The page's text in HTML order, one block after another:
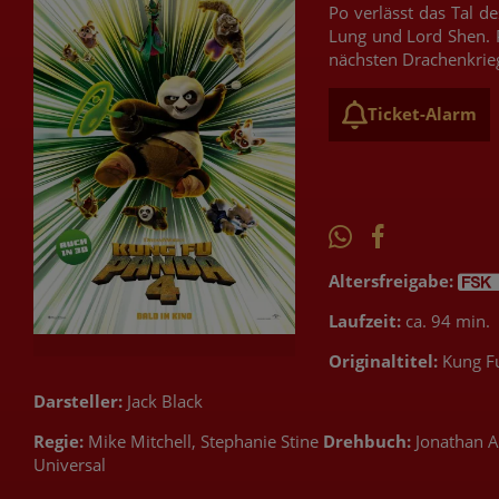
Po verlässt das Tal
Lung und Lord
nächsten
Ticket-Alarm
Altersfreigabe:
Laufzeit: ca. 94 min.
Originaltitel: Kung
Darsteller: Jack Black
Regie: Mike Mitchell, Stephanie Stine Drehbuch: Jonathan
Universal